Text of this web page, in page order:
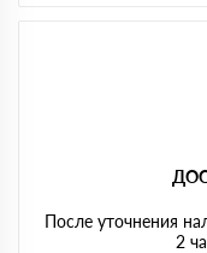
После уточнения
2